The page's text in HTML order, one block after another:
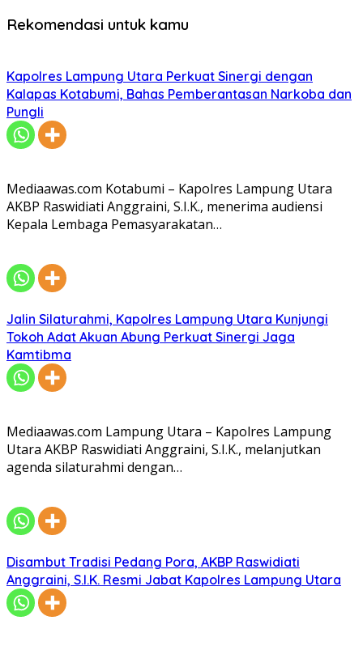
Rekomendasi untuk kamu
Kapolres Lampung Utara Perkuat Sinergi dengan
Kalapas Kotabumi, Bahas Pemberantasan Narkoba dan
Pungli
Mediaawas.com Kotabumi – Kapolres Lampung Utara
AKBP Raswidiati Anggraini, S.I.K., menerima audiensi
Kepala Lembaga Pemasyarakatan…
Jalin Silaturahmi, Kapolres Lampung Utara Kunjungi
Tokoh Adat Akuan Abung Perkuat Sinergi Jaga
Kamtibma
Mediaawas.com Lampung Utara – Kapolres Lampung
Utara AKBP Raswidiati Anggraini, S.I.K., melanjutkan
agenda silaturahmi dengan…
Disambut Tradisi Pedang Pora, AKBP Raswidiati
Anggraini, S.I.K. Resmi Jabat Kapolres Lampung Utara